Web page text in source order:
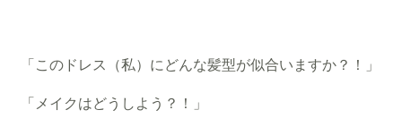
「このドレス（私）にどんな髪型が似合いますか？！」
「メイクはどうしよう？！」